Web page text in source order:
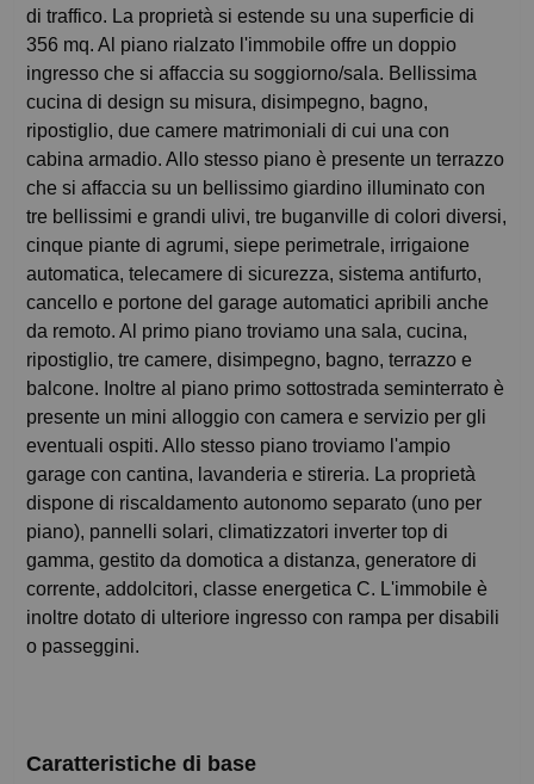
di traffico. La proprietà si estende su una superficie di
356 mq. Al piano rialzato l'immobile offre un doppio
ingresso che si affaccia su soggiorno/sala. Bellissima
cucina di design su misura, disimpegno, bagno,
ripostiglio, due camere matrimoniali di cui una con
cabina armadio. Allo stesso piano è presente un terrazzo
che si affaccia su un bellissimo giardino illuminato con
tre bellissimi e grandi ulivi, tre buganville di colori diversi,
cinque piante di agrumi, siepe perimetrale, irrigaione
automatica, telecamere di sicurezza, sistema antifurto,
cancello e portone del garage automatici apribili anche
da remoto. Al primo piano troviamo una sala, cucina,
ripostiglio, tre camere, disimpegno, bagno, terrazzo e
balcone. Inoltre al piano primo sottostrada seminterrato è
presente un mini alloggio con camera e servizio per gli
eventuali ospiti. Allo stesso piano troviamo l'ampio
garage con cantina, lavanderia e stireria. La proprietà
dispone di riscaldamento autonomo separato (uno per
piano), pannelli solari, climatizzatori inverter top di
gamma, gestito da domotica a distanza, generatore di
corrente, addolcitori, classe energetica C. L'immobile è
inoltre dotato di ulteriore ingresso con rampa per disabili
o passeggini.
Caratteristiche di base